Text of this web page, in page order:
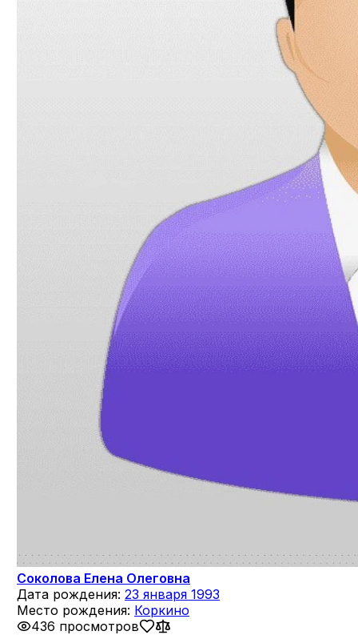
Соколова Елена Олеговна
Дата рождения: 23 января 1993
Место рождения: Коркино
436 просмотров